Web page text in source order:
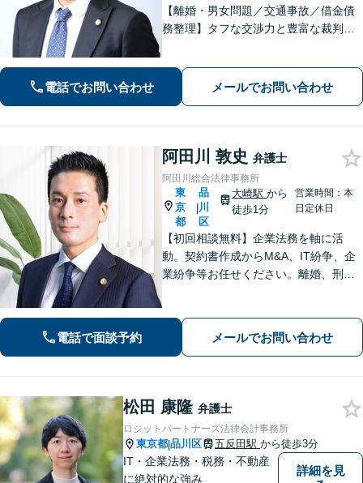
【離婚・男女問題／交通事故／借金債
務整理】タフな交渉力と豊富な裁判の
スを提供します。【大井町駅徒歩2分】
電話でお問い合わせ メールでお問い合わせ
阿田川 敦史 弁護士
阿田川総合法律事務所
東
京
都
|
品
川
区
大崎駅から
徒歩1分
営業時間：本
日定休日
【初回相談無料】企業法務を軸に活
動。契約書作成からM&A、IT紛争、企
業紛争等お任せください。離婚、刑事
崎駅徒歩1分】【弁護士歴10年以上】
電話で面談予約 メールでお問い合わせ
松田 康隆 弁護士
ロジットパートナーズ法律会計事務所
東京都|品川区 五反田駅 から徒歩3分
IT・企業法務・税務・不動産
に絶対的な強み
詳細を見